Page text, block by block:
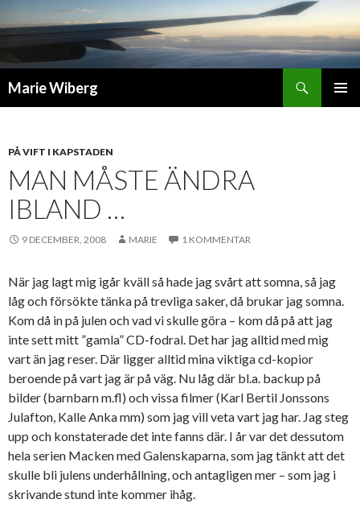
Marie Wiberg
PÅ VIFT I KAPSTADEN
MAN MÅSTE ÄNDRA
IBLAND …
9 DECEMBER, 2008 MARIE 1 KOMMENTAR
När jag lagt mig igår kväll så hade jag svårt att somna, så jag
låg och försökte tänka på trevliga saker, då brukar jag somna.
Kom då in på julen och vad vi skulle göra – kom då på att jag
inte sett mitt ”gamla” CD-fodral. Det har jag alltid med mig
vart än jag reser. Där ligger alltid mina viktiga cd-kopior
beroende på vart jag är på väg. Nu låg där bl.a. backup på
bilder (barnbarn m.fl) och vissa filmer (Karl Bertil Jonssons
Julafton, Kalle Anka mm) som jag vill veta vart jag har. Jag steg
upp och konstaterade det inte fanns där. I år var det dessutom
hela serien Macken med Galenskaparna, som jag tänkt att det
skulle bli julens underhållning, och antagligen mer – som jag i
skrivande stund inte kommer ihåg.